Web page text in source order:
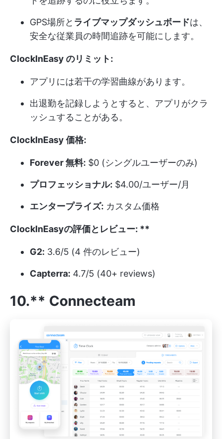
GPS場所と ライブマップダッシュボードは、
安全な従業員の時間追跡を可能にします。
ClockInEasy のリミット:
アプリには若干の学習曲線があります。
出退勤を記録しようとすると、アプリがクラ
ッシュすることがある。
ClockInEasy 価格:
Forever 無料: $0 (シングルユーザーのみ)
プロフェッショナル: $4.00/ユーザー/月
エンタープライズ: カスタム価格
ClockInEasyの評価とレビュー: **
G2: 3.6/5 (4 件のレビュー)
Capterra: 4.7/5 (40+ reviews)
10.** Connecteam